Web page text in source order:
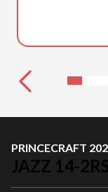
PRINCECRAFT
JAZZ 14-